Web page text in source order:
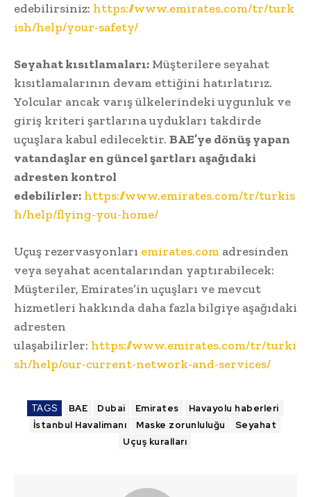
edebilirsiniz: https://www.emirates.com/tr/turk
ish/help/your-safety/
Seyahat kısıtlamaları: Müşterilere seyahat
kısıtlamalarının devam ettiğini hatırlatırız.
Yolcular ancak varış ülkelerindeki uygunluk ve
giriş kriteri şartlarına uydukları takdirde
uçuşlara kabul edilecektir. BAE’ye dönüş yapan
vatandaşlar en güncel şartları aşağıdaki
adresten kontrol
edebilirler: https://www.emirates.com/tr/turkis
h/help/flying-you-home/
Uçuş rezervasyonları emirates.com adresinden
veya seyahat acentalarından yaptırabilecek:
Müşteriler, Emirates’in uçuşları ve mevcut
hizmetleri hakkında daha fazla bilgiye aşağıdaki
adresten
ulaşabilirler: https://www.emirates.com/tr/turki
sh/help/our-current-network-and-services/
TAGS BAE Dubai Emirates
Havayolu haberleri
İstanbul Havalimanı
Maske zorunluluğu
Seyahat
Uçuş kuralları